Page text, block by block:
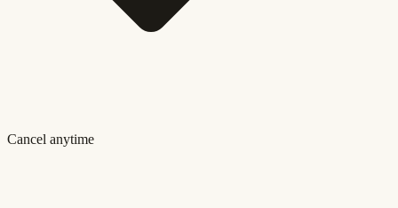
Cancel anytime